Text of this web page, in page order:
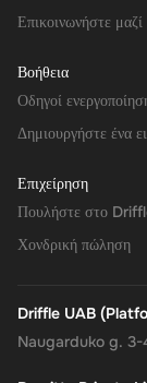
Επικοινωνήστε
Βοήθεια
Οδηγοί
Δημιουργήστε ένα
Επιχείρηση
Πουλήστε στο
Χονδρική πώληση
Driffle UAB
Naugarduko g. 3-